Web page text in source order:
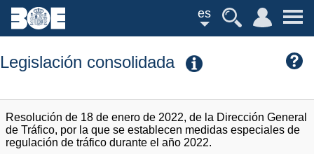
es
Legislación consolidada
Resolución de 18 de enero de 2022, de la Dirección General
de Tráfico, por la que se establecen medidas especiales de
regulación de tráfico durante el año 2022.